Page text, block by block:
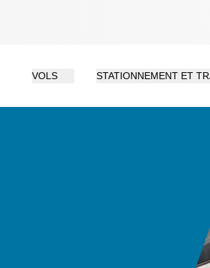
VOLS STATIONNEMENT ET